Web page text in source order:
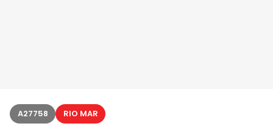
A27758 RIO MAR